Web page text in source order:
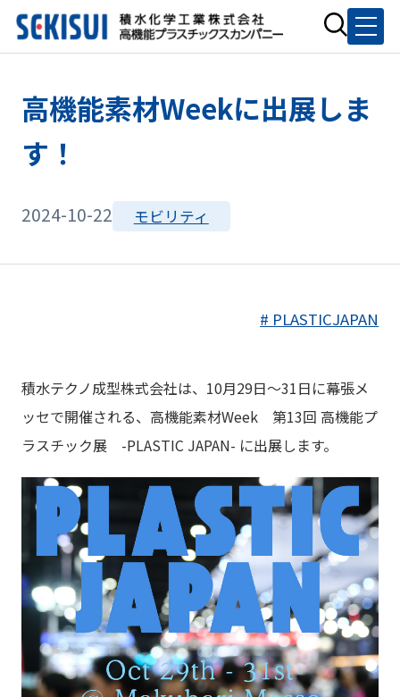
高機能素材Weekに出展しま
す！
2024-10-22 モビリティ
# PLASTICJAPAN
積水テクノ成型株式会社は、10月29日～31日に幕張メ
ッセで開催される、高機能素材Week 第13回 高機能プ
ラスチック展 -PLASTIC JAPAN- に出展します。